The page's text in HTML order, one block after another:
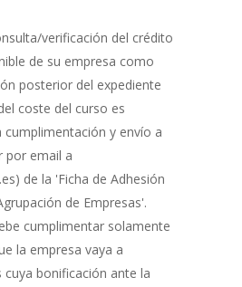
verificación del crédito
de su empresa como
posterior del expediente
coste del curso es
cumplimentación y envío a
por email a
de la 'Ficha de Adhesión
de Empresas'.
cumplimentar solamente
la empresa vaya a
bonificación ante la